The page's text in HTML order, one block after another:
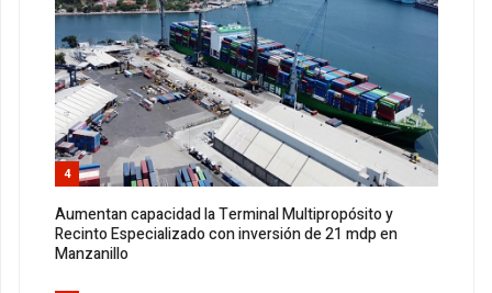
4
Aumentan capacidad la Terminal Multipropósito y
Recinto Especializado con inversión de 21 mdp en
Manzanillo